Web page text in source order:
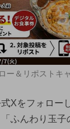
ー＆リポストキ
Xをフォロー
ふんわり玉子